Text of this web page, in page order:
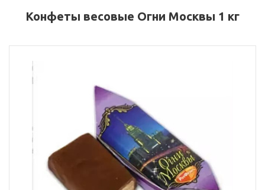
Конфеты весовые Огни Москвы 1 кг